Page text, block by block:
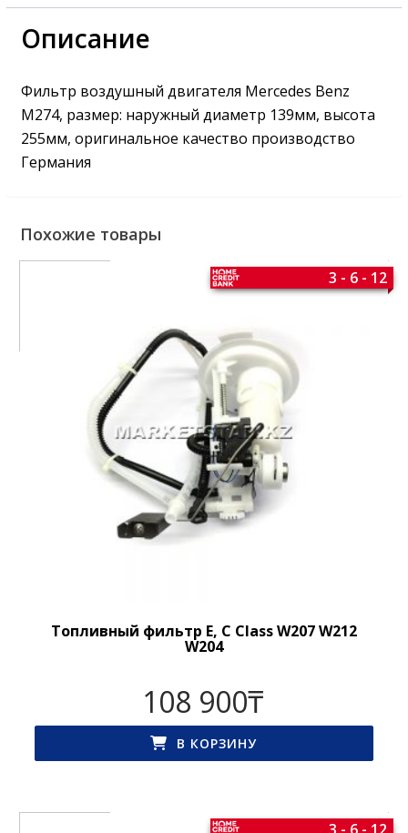
Описание
Фильтр воздушный двигателя Mercedes Benz
M274, размер: наружный диаметр 139мм, высота
255мм, оригинальное качество производство
Германия
Похожие товары
Топливный фильтр E, C Class W207 W212
W204
3 - 6 - 12
108 900₸
В КОРЗИНУ